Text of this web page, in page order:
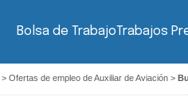
Bolsa de TrabajoTrabajos
> Ofertas de empleo de Auxiliar de Aviación >